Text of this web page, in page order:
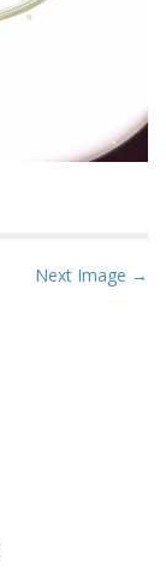
Next Image →